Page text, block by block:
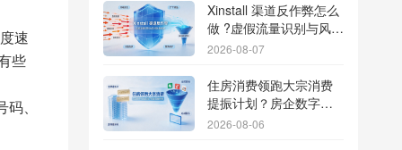
速
些
、
Xinstall 渠道反作弊怎么
做 ?虚假流量识别与风控
防刷解析
2026-08-07
住房消费领跑大宗消费
提振计划？房企数字化
转型加速线下场景智能
2026-08-06